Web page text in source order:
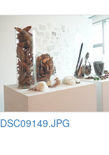
DSC09149.JPG